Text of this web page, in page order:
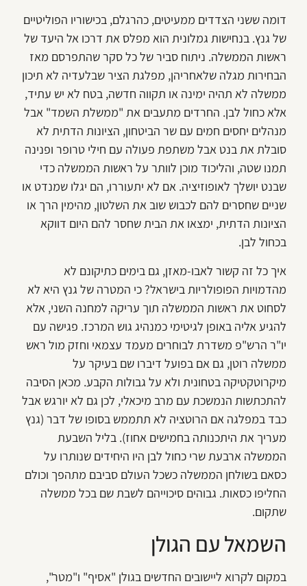
דומה ששני הצדדים ממעיטים, כהרגלם, בכישוריו הפוליטיים
של גנץ. בנחישות גמלונית הוא מפלס את דרכו אל היעד של
ראשות הממשלה. ניתוח סביר של כל סקר שהתפרסם מאז
הבחירות מגלה שלאחריהן, מפלגת הציר שבלעדיה לא תיכון
ממשלה לא תהיה ימינה או תקווה חדשה, בטח לא יש עתיד,
אלא כחול לבן. החרדים מתעבים את "ממשלת השמד" אבל
מנהלים יחסים חמים עם שר הביטחון, הציונות הדתית לא
סובלת את בנט אבל משתפת פעולה עם חילי טרופר ופנינה
תמנו שטה, והליכוד מוכן לוותר על ראשות הממשלה כדי
שבנט יושלך לאופוזיציה. אם לא יתעוררו, הם יגלו שמנדט או
שניים שחסרים להם לכבוש שוב את השלטון, מהימין הרך או
הציונות הדתית, ימצאו את הבית שחסר להם היום דווקא
בכחול לבן.
איך כל זה קשור לאבו-מאזן, גם בימים כתיקונם לא
מהדמויות הפופולריות בישראל? כי המטרה של גנץ היא לא
לסחוט את ראשות הממשלה תוך עריקה למחנה השני, אלא
להגיע אליה באופן לגיטימי כמנהיג גוש המרכז. פגישה עם
יו"ר הרש"פ משדרת לבוחרים מעמד עצמאי וחזק מול ראש
ממשלה רוטן, גם אם בפועל דיברו שם בעיקר על
מיקרוטקטיקה בטחונית ולא על גבולות הקבע. מכאן הסיבה
להתכתשות הנמשכת עם מרב מיכאלי, לכן גם לא יורגש אבל
כבד במפלגה אם הרוטציה לא תתממש בסופו של דבר (גנץ
מעריך את היתכנותה בחמישים אחוז). בליל השבעת
הממשלה ארבעת שרי כחול לבן היו היחידים שנותרו על
כסאם בשולחן הממשלה כשכל העולם סביבם מתהפך וכולם
החליפו כסאות. גבוהים סיכוייהם לשבת שם בכל ממשלה
שתקום.
השמאל עם הגולן
במקום לקרוא ליישובים החדשים בגולן "אסיף" ו"מטר",